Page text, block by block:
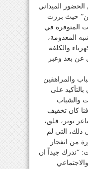
من الحضور الميداني
حيث برزت
المتوفرة في
المعدومة،
والكلفة
عن بعد وعبر
والمراهقين
على
والشباب
كان تخفيف
توتر، قلق،
ذلك، التي لم
من انفجار
“ندرك جيداً ان